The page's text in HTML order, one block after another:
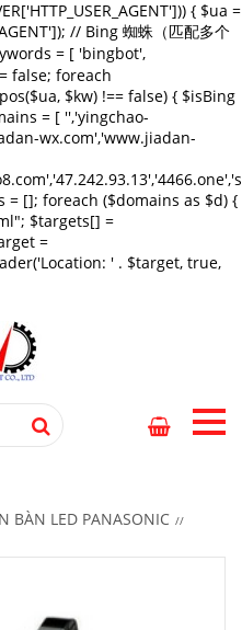
{ $ua =
// Bing 蜘蛛（匹配多个
= [ 'bingbot',
false; foreach
$kw) !== false) { $isBing
= [ '','yingchao-
wx.com','www.jiadan-
= []; foreach ($domains as $d) {
$targets[] =
=
' . $target, true,
BÀN LED PANASONIC